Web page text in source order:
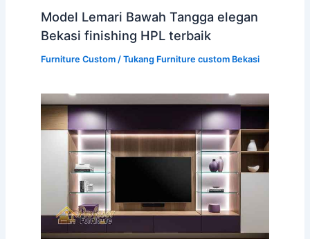
Model Lemari Bawah Tangga elegan
Bekasi finishing HPL terbaik
Furniture Custom/ Tukang Furniture custom Bekasi